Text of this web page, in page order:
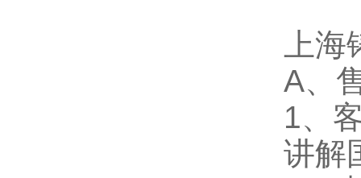
上
A、
1、
讲解